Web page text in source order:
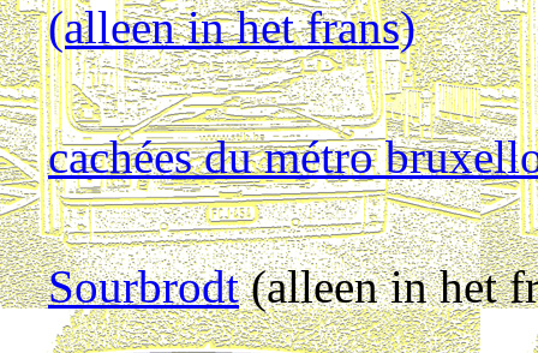
(alleen in het frans)
cachées du métro
Sourbrodt(alleen in het